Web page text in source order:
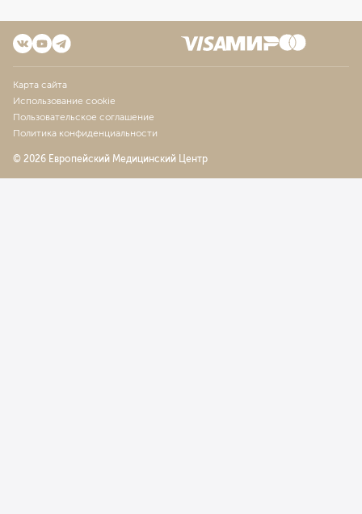
Карта сайта
Использование cookie
Пользовательское соглашение
Политика конфиденциальности
© 2026 Европейский Медицинский Центр